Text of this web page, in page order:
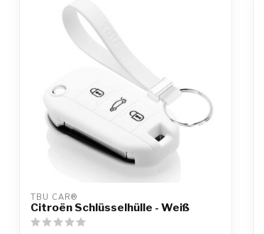
TBU CAR®
Citroën Schlüsselhülle - Weiß